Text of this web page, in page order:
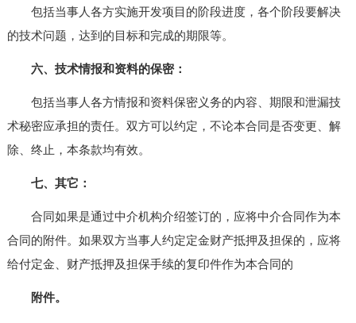
包括当事人各方实施开发项目的阶段进度，各个阶段要解决
的技术问题，达到的目标和完成的期限等。
六、技术情报和资料的保密：
包括当事人各方情报和资料保密义务的内容、期限和泄漏技
术秘密应承担的责任。双方可以约定，不论本合同是否变更、解
除、终止，本条款均有效。
七、其它：
合同如果是通过中介机构介绍签订的，应将中介合同作为本
合同的附件。如果双方当事人约定定金财产抵押及担保的，应将
给付定金、财产抵押及担保手续的复印件作为本合同的
附件。